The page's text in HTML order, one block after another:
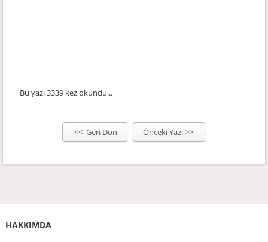
Bu yazı 3339 kez okundu...
<< Geri Dön Önceki Yazı >>
HAKKIMDA